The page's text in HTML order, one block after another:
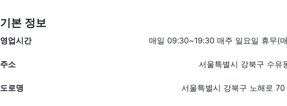
기본 정보
영업시간 매일 09:30~19:30 매주 일요일 휴무(
주소 서울특별시 강북구 수유
도로명 서울특별시 강북구 노해로 70